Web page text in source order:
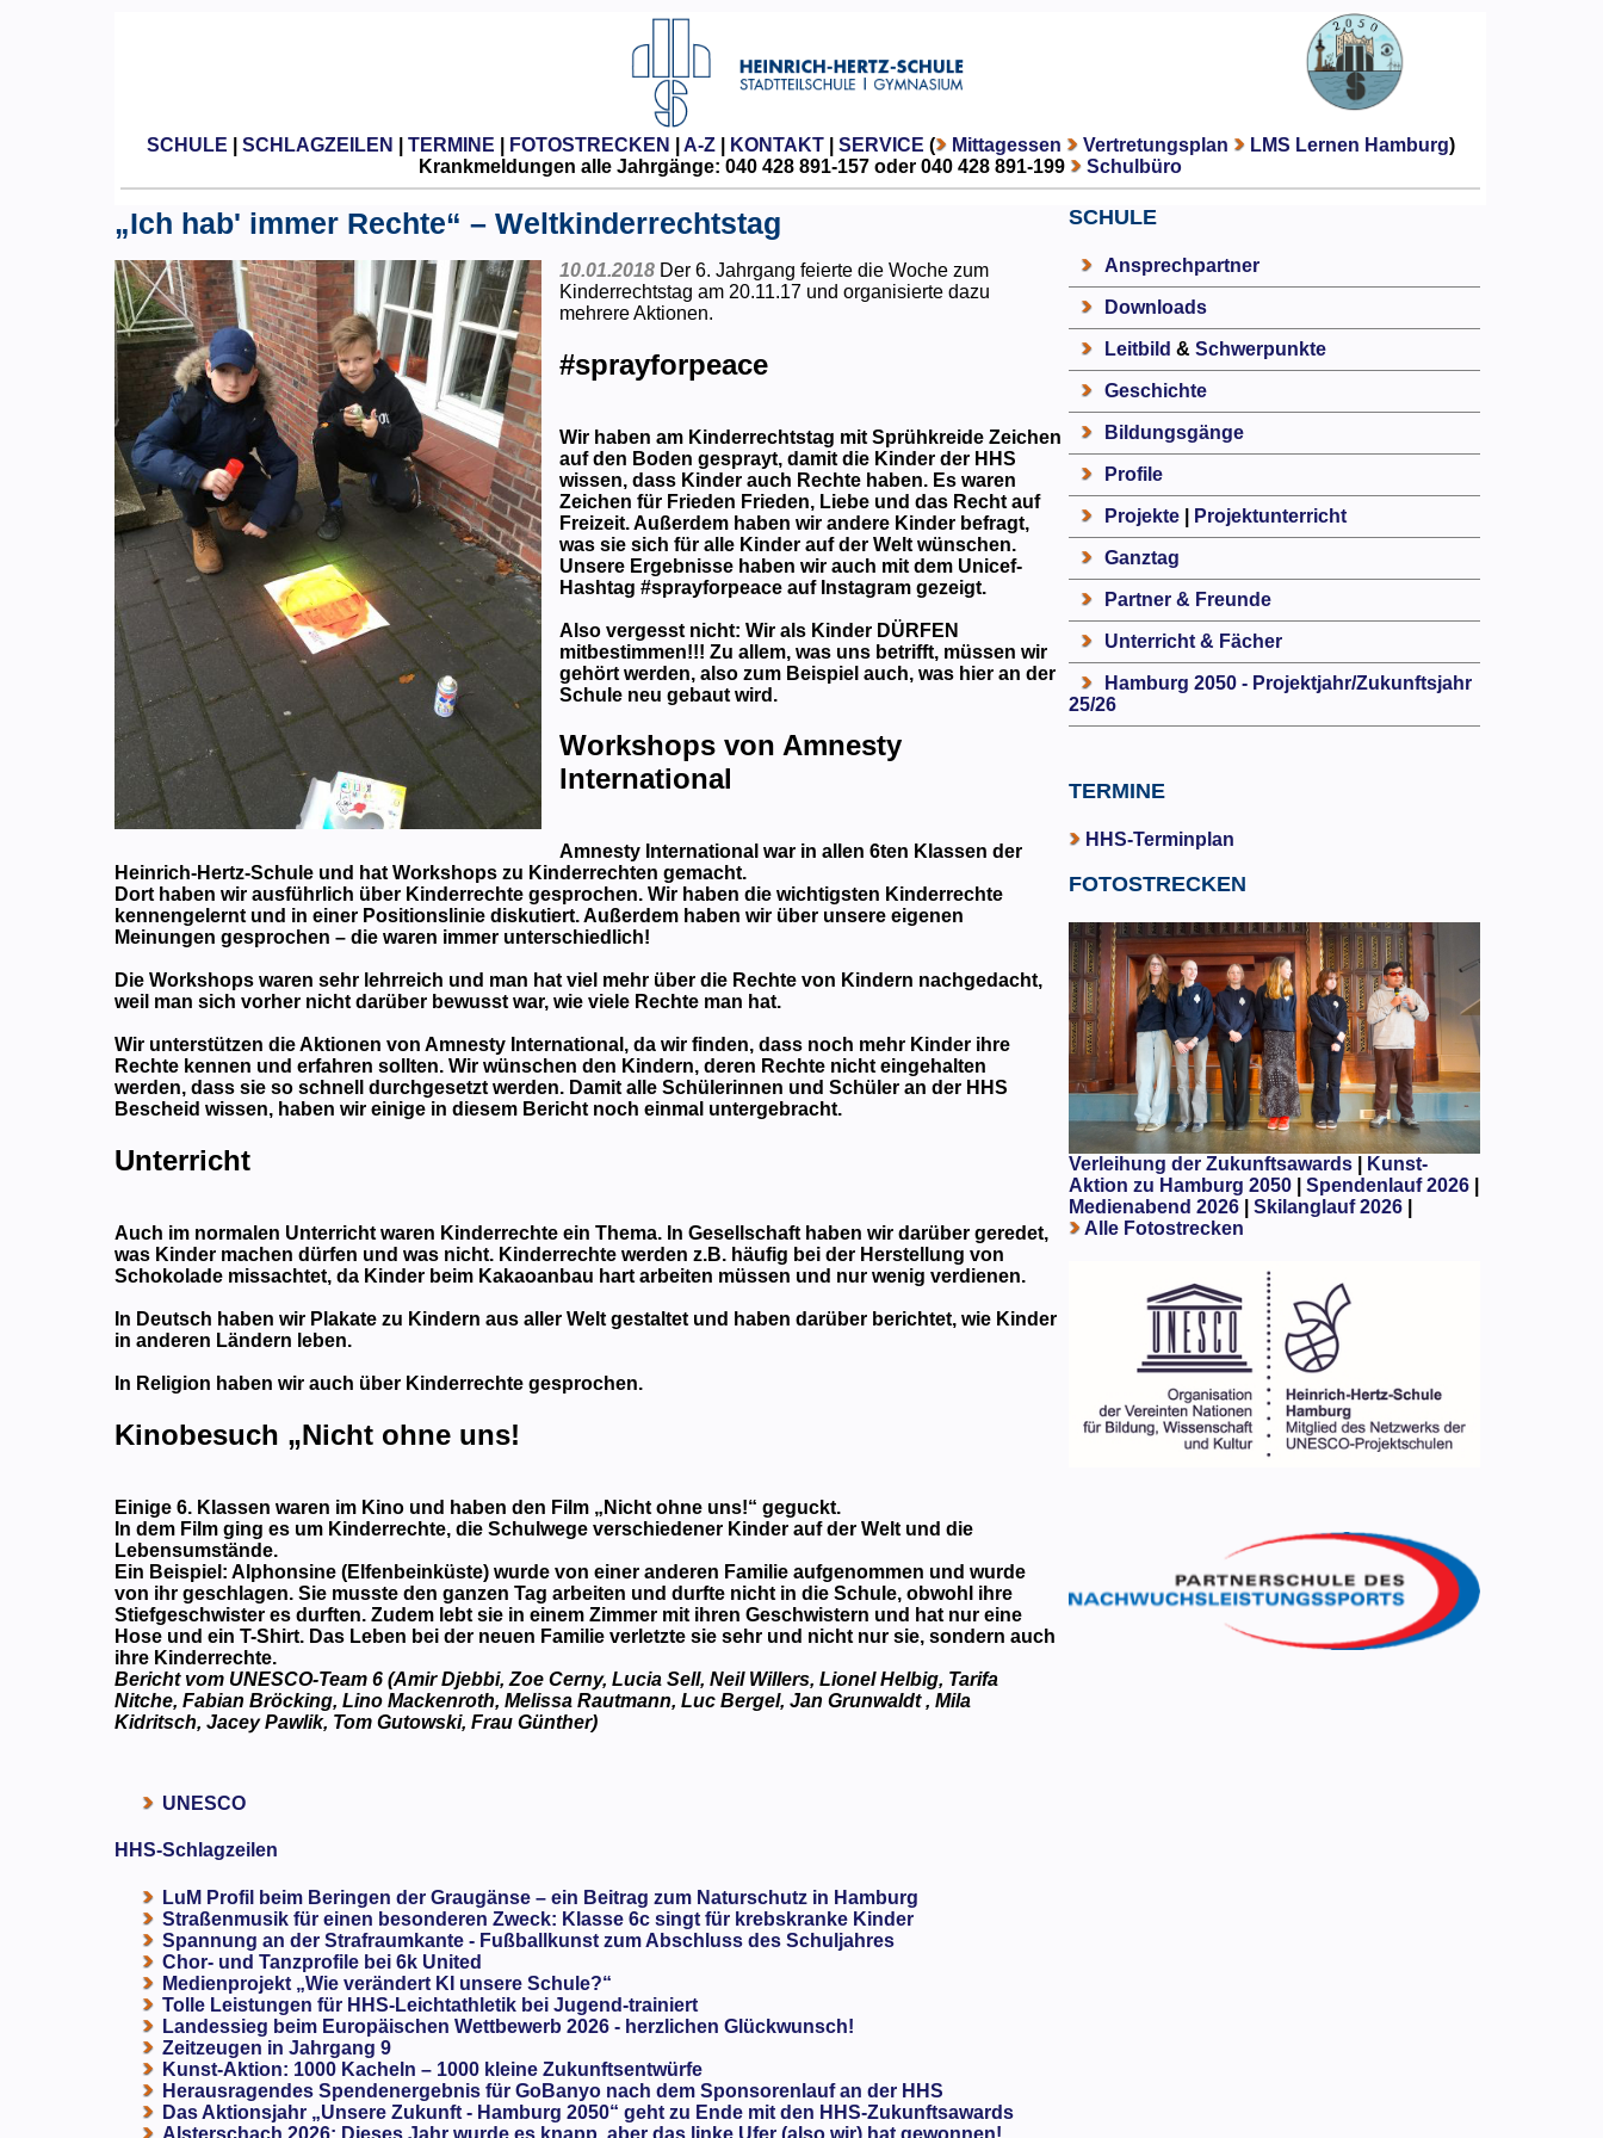
SCHULE SCHLAGZEILEN TERMINE FOTOSTRECKEN A-Z| KONTAKT| SERVICE ( Mittagessen Vertretungsplan LMS Lernen Hamburg)
Krankmeldungen alle Jahrgänge: 040 428 891-157 oder 040 428 891-199
Schulbüro
„Ich hab' immer Rechte“ – Weltkinderrechtstag
10.01.2018 Der 6. Jahrgang feierte die Woche zum
Kinderrechtstag am 20.11.17 und organisierte dazu
mehrere Aktionen.
#sprayforpeace
Wir haben am Kinderrechtstag mit Sprühkreide Zeichen
auf den Boden gesprayt, damit die Kinder der HHS
wissen, dass Kinder auch Rechte haben. Es waren
Zeichen für Frieden Frieden, Liebe und das Recht auf
Freizeit. Außerdem haben wir andere Kinder befragt,
was sie sich für alle Kinder auf der Welt wünschen.
Unsere Ergebnisse haben wir auch mit dem Unicef-
Hashtag #sprayforpeace auf Instagram gezeigt.
Also vergesst nicht: Wir als Kinder DÜRFEN
mitbestimmen!!! Zu allem, was uns betrifft, müssen wir
gehört werden, also zum Beispiel auch, was hier an der
Schule neu gebaut wird.
Workshops von Amnesty
International
Amnesty International war in allen 6ten Klassen der
Heinrich-Hertz-Schule und hat Workshops zu Kinderrechten gemacht.
Dort haben wir ausführlich über Kinderrechte gesprochen. Wir haben die wichtigsten Kinderrechte
kennengelernt und in einer Positionslinie diskutiert. Außerdem haben wir über unsere eigenen
Meinungen gesprochen – die waren immer unterschiedlich!
Die Workshops waren sehr lehrreich und man hat viel mehr über die Rechte von Kindern nachgedacht,
weil man sich vorher nicht darüber bewusst war, wie viele Rechte man hat.
Wir unterstützen die Aktionen von Amnesty International, da wir finden, dass noch mehr Kinder ihre
Rechte kennen und erfahren sollten. Wir wünschen den Kindern, deren Rechte nicht eingehalten
werden, dass sie so schnell durchgesetzt werden. Damit alle Schülerinnen und Schüler an der HHS
Bescheid wissen, haben wir einige in diesem Bericht noch einmal untergebracht.
Unterricht
Auch im normalen Unterricht waren Kinderrechte ein Thema. In Gesellschaft haben wir darüber geredet,
was Kinder machen dürfen und was nicht. Kinderrechte werden z.B. häufig bei der Herstellung von
Schokolade missachtet, da Kinder beim Kakaoanbau hart arbeiten müssen und nur wenig verdienen.
In Deutsch haben wir Plakate zu Kindern aus aller Welt gestaltet und haben darüber berichtet, wie Kinder
in anderen Ländern leben.
In Religion haben wir auch über Kinderrechte gesprochen.
Kinobesuch „Nicht ohne uns!
Einige 6. Klassen waren im Kino und haben den Film „Nicht ohne uns!“ geguckt.
In dem Film ging es um Kinderrechte, die Schulwege verschiedener Kinder auf der Welt und die
Lebensumstände.
Ein Beispiel: Alphonsine (Elfenbeinküste) wurde von einer anderen Familie aufgenommen und wurde
von ihr geschlagen. Sie musste den ganzen Tag arbeiten und durfte nicht in die Schule, obwohl ihre
Stiefgeschwister es durften. Zudem lebt sie in einem Zimmer mit ihren Geschwistern und hat nur eine
Hose und ein T-Shirt. Das Leben bei der neuen Familie verletzte sie sehr und nicht nur sie, sondern auch
ihre Kinderrechte.
Bericht vom UNESCO-Team 6 (Amir Djebbi, Zoe Cerny, Lucia Sell, Neil Willers, Lionel Helbig, Tarifa
Nitche, Fabian Bröcking, Lino Mackenroth, Melissa Rautmann, Luc Bergel, Jan Grunwaldt , Mila
Kidritsch, Jacey Pawlik, Tom Gutowski, Frau Günther)
UNESCO
HHS-Schlagzeilen
LuM Profil beim Beringen der Graugänse – ein Beitrag zum Naturschutz in Hamburg
Straßenmusik für einen besonderen Zweck: Klasse 6c singt für krebskranke Kinder
Spannung an der Strafraumkante - Fußballkunst zum Abschluss des Schuljahres
Chor- und Tanzprofile bei 6k United
Medienprojekt „Wie verändert KI unsere Schule?“
Tolle Leistungen für HHS-Leichtathletik bei Jugend-trainiert
Landessieg beim Europäischen Wettbewerb 2026 - herzlichen Glückwunsch!
Zeitzeugen in Jahrgang 9
Kunst-Aktion: 1000 Kacheln – 1000 kleine Zukunftsentwürfe
Herausragendes Spendenergebnis für GoBanyo nach dem Sponsorenlauf an der HHS
Das Aktionsjahr „Unsere Zukunft - Hamburg 2050“ geht zu Ende mit den HHS-Zukunftsawards
Alsterschach 2026: Dieses Jahr wurde es knapp, aber das linke Ufer (also wir) hat gewonnen!
SCHULE
Ansprechpartner
Downloads
Leitbild & Schwerpunkte
Geschichte
Bildungsgänge
Profile
Projekte| Projektunterricht
Ganztag
Partner & Freunde
Unterricht & Fächer
Hamburg 2050 - Projektjahr/Zukunftsjahr
25/26
TERMINE
HHS-Terminplan
FOTOSTRECKEN
Verleihung der Zukunftsawards|
Kunst-
Aktion zu Hamburg 2050
Spendenlauf 2026|
Medienabend 2026| Skilanglauf 2026|
Alle Fotostrecken